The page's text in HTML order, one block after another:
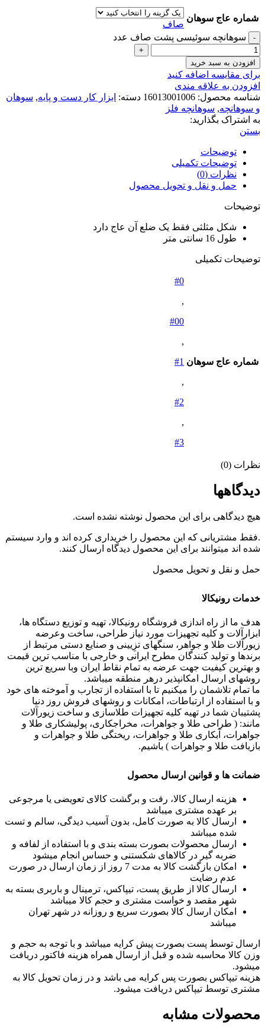
شماره عاج سوهان
صاف
سوهانچه سوئیسی پشت صاف عدد
افزودن به سبد خرید
برای مقایسه اضافه کنید
افزودن به علاقه مندی
شناسه محصول: 16013001006 دسته: ابزار کار دست و پایه, سوهان
و سوهانچه, سوهانچه فلز
به اشتراک بگذارید:
بستن
توضیحات
توضیحات تکمیلی
نظرات (0)
حمل و نقل و تحویل محصول
توضیحات
شکل مثلثی فقط یک ضلع آن عاج دارد
طول 16 سانتی متر
توضیحات تکمیلی
شماره عاج سوهان
#0
,
#00
,
#1
,
#2
,
#3
نظرات (0)
دیدگاهها
هیچ دیدگاهی برای این محصول نوشته نشده است.
.فقط مشتریانی که این محصول را خریداری کرده اند و وارد سیستم
شده اند میتوانند برای این محصول دیدگاه ارسال کنند.
حمل و نقل و تحویل محصول
خدمات رونیکالا
هدف ما از راه اندازی فروشگاه رونیکالا، تهیه و توزیع دستگاه ها،
ابزارآلات و کلیه تجهیزات مورد نیاز طراحی، ساخت وعرضه
زیورآلات طلا و جواهر، سنگهای تزِیینی و صنایع دستی مرتبط از
برندها و تولید کنندگان مطرح ایرانی و خارجی با مناسب ترین قیمت
و بهترین کیفیت جهت عرضه به تمام نقاط ایران وبا سریع ترین
روشهای ارسال امکانپذیر درهر منطقه میباشد.
ما تمام تلاشمان را میکنیم تا با استفاده از تجارب و آموخته های خود
و با استفاده از ارتباطات، امکانات و روشهای فروش روز دنیا
پشتیبان شما در تهیه کلیه تجهیزات طلاسازی و ساخت زیورآلات
مانند: ( طراحی طلا و جواهرات، مخراجکاری، پولیشکاری طلا و
جواهرات، آبکاری طلا و جواهرات، ریختگی طلا و جواهرات و
بازیافت طلا و جواهرات ) باشیم.
ضمانت ها و قوانین ارسال محصول
هزینه ارسال کالا، رفت و برگشت کالای تعویضی یا مرجوعی
بر عهده مشتری میباشد
ارسال کالا به صورت کامل، بدون آسیب دیدگی، سالم و تست
شده میباشد
ارسال محصولات بصورت بسته بندی و با استفاده از لفافه و
ضربه گیر در کالاهای شکستنی و حساس انجام میشود
امکان بازگشت کالا به مدت 7 روز از زمان ارسال در صورت
عدم رضایت
ارسال کالا از طریق پست، تیپاکس، ترمینال و باربری بسته به
شهر مقصد و خواست مشتری و حجم کالا میباشد
امکان ارسال کالا بصورت سریع و روزانه در شهر تهران
میباشد
ارسال توسط پست بصورت پیش کرایه میباشد و با توجه به حجم و
وزن کالا محاسبه شده و قبل از ارسال همراه هزینه فاکتور دریافت
میشود.
هزینه تیپاکس بصورت پس کرایه می باشد و در زمان تحویل کالا به
مشتری توسط تیپاکس دریافت میشود.
محصولات مشابه